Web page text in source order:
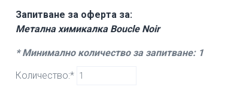
Запитване за оферта за:
Метална химикалка Boucle Noir
* Минимално количество за запитване: 1
Количество:*